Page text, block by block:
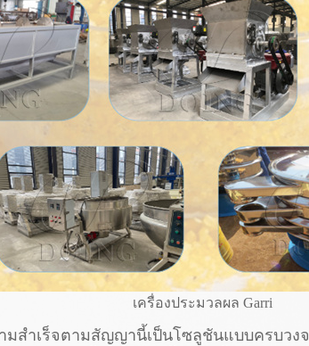
เครื่องประมวลผล Garri
มสำเร็จตามสัญญานี้เป็นโซลูชันแบบครบวง